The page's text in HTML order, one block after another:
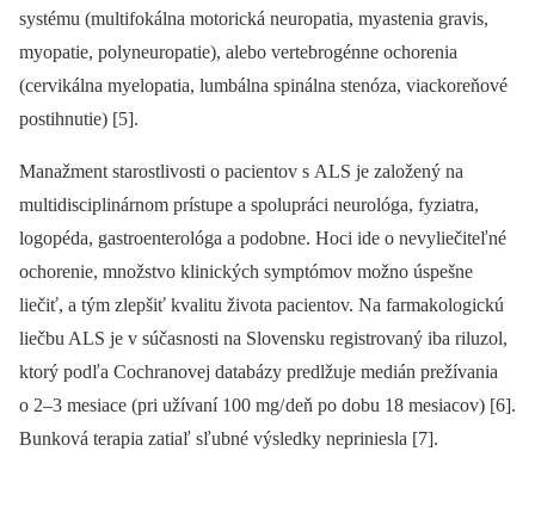
systému (multifokálna motorická neuropatia, myastenia gravis,
myopatie, polyneuropatie), alebo vertebrogénne ochorenia
(cervikálna myelopatia, lumbálna spinálna stenóza, viackoreňové
postihnutie) [5].
Manažment starostlivosti o pacientov s ALS je založený na
multidisciplinárnom prístupe a spolupráci neurológa, fyziatra,
logopéda, gastroenterológa a podobne. Hoci ide o nevyliečiteľné
ochorenie, množstvo klinických symptómov možno úspešne
liečiť, a tým zlepšiť kvalitu života pacientov. Na farmakologickú
liečbu ALS je v súčasnosti na Slovensku registrovaný iba riluzol,
ktorý podľa Cochranovej databázy predlžuje medián prežívania
o 2–3 mesiace (pri užívaní 100 mg/ deň po dobu 18 mesiacov) [6].
Bunková terapia zatiaľ sľubné výsledky nepriniesla [7].